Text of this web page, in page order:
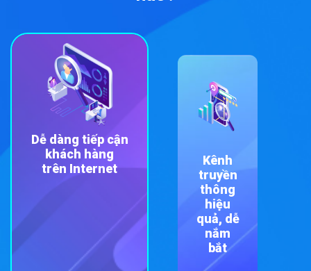
Dễ
dàng
trên
Internet
Dễ dàng tiếp cận
khách hàng
trên Internet
Kênh
truyền
thông
hiệu
quả, dễ
nắm
bắt